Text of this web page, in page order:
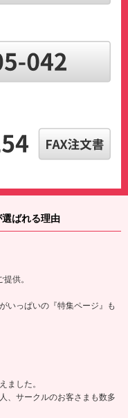
ばれる理由
供。
いっぱいの『特集ページ』も
ました。
、サークルのお客さまも数多